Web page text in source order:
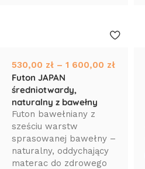
530,00 zł – 1 600,00 zł
Futon JAPAN
średniotwardy,
naturalny z bawełny
Futon bawełniany z
sześciu warstw
sprasowanej bawełny –
naturalny, oddychający
materac do zdrowego